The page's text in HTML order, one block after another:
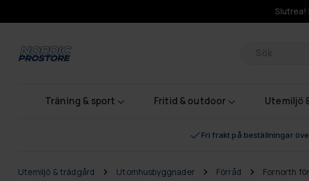
Slutrea!
Produkter
Träning & sport Fritid & outdoor Utemiljö
Fri frakt på beställningar
Utemiljö & trädgård Utomhusbyggnader Förråd Fornorth